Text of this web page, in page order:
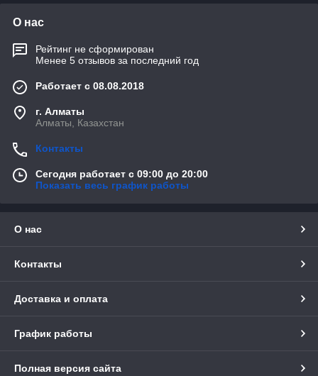
О нас
Рейтинг не сформирован
Менее 5 отзывов за последний год
Работает с 08.08.2018
г. Алматы
Алматы, Казахстан
Контакты
Сегодня работает с 09:00 до 20:00
Показать весь график работы
О нас
Контакты
Доставка и оплата
График работы
Полная версия сайта